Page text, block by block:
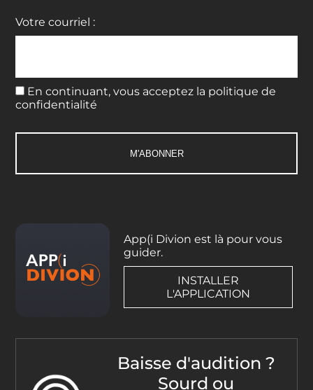
Votre courriel :
En continuant, vous acceptez la politique de
confidentialité
App(i Divion est là pour vous
guider.
INSTALLER
L'APPLICATION
Baisse d'audition ?
Sourd ou